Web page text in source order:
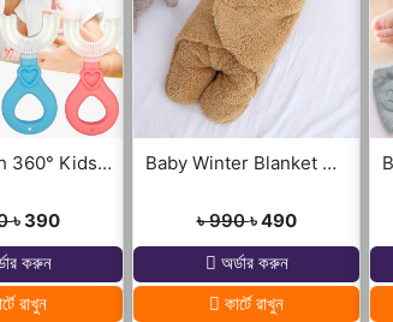
Baby Brush 360° Kids U-Shaped Toothbrush
৳ 390
করুন
রাখুন
Baby Winter Blanket Winter Protection Worm Baby Care Blanket For ( 0-1year Babies )
৳ 990৳ 490
অর্ডার করুন
কার্টে রাখুন